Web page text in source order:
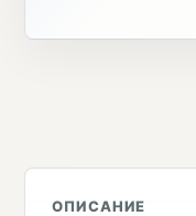
ОПИСАНИЕ